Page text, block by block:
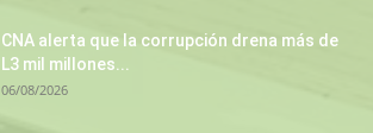
CNA alerta que la corrupción drena más de
L3 mil millones...
06/08/2026